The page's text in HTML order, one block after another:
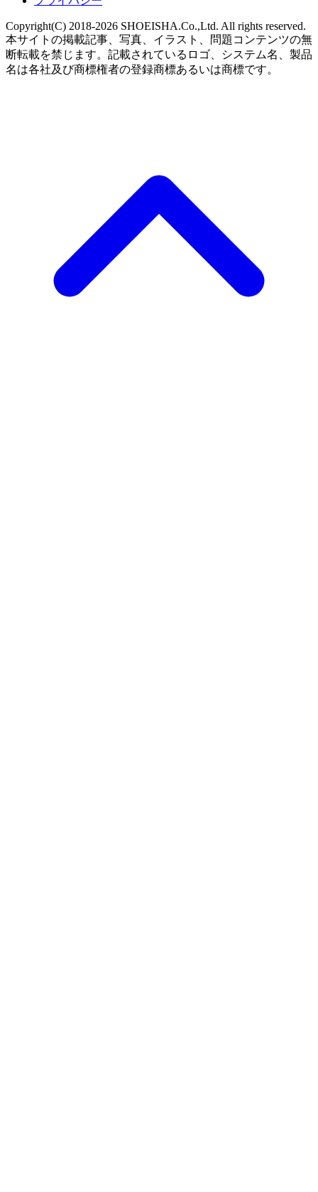
Copyright(C) 2018-2026 SHOEISHA.Co.,Ltd. All rights reserved.
本サイトの掲載記事、写真、イラスト、問題コンテンツの無
断転載を禁じます。記載されているロゴ、システム名、製品
名は各社及び商標権者の登録商標あるいは商標です。